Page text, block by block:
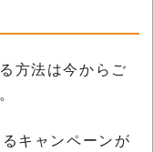
方法は今からご
キャンペーンが